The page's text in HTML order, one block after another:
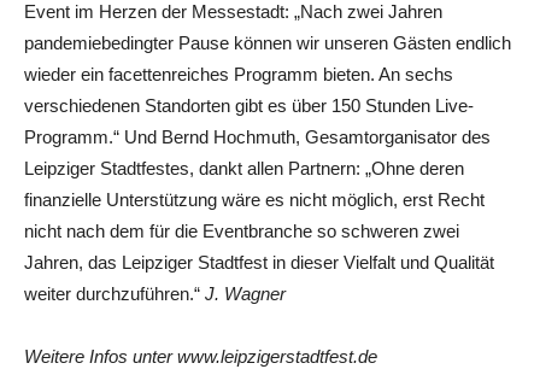
Event im Herzen der Messestadt: „Nach zwei Jahren
pandemiebedingter Pause können wir unseren Gästen endlich
wieder ein facettenreiches Programm bieten. An sechs
verschiedenen Standorten gibt es über 150 Stunden Live-
Programm.“ Und Bernd Hochmuth, Gesamtorganisator des
Leipziger Stadtfestes, dankt allen Partnern: „Ohne deren
finanzielle Unterstützung wäre es nicht möglich, erst Recht
nicht nach dem für die Eventbranche so schweren zwei
Jahren, das Leipziger Stadtfest in dieser Vielfalt und Qualität
weiter durchzuführen.“ J. Wagner
Weitere Infos unter www.leipzigerstadtfest.de